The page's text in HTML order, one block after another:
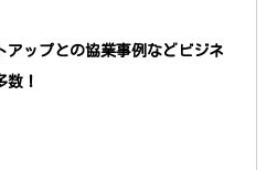
ップとの協業事例などビジネ
数！